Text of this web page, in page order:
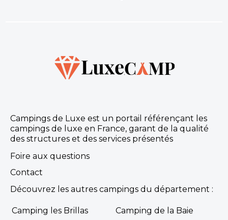
Campings de Luxe est un portail référençant les
campings de luxe en France, garant de la qualité
des structures et des services présentés
Foire aux questions
Contact
Découvrez les autres campings du département :
Camping les Brillas
Camping de la Baie